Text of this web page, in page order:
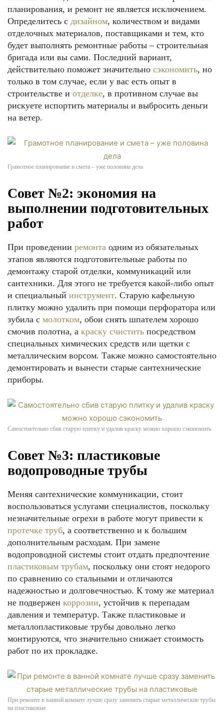
планирования, и ремонт не является исключением.
Определитесь с дизайном, количеством и видами
отделочных материалов, поставщиками и тем, кто
будет выполнять ремонтные работы – строительная
бригада или вы сами. Последний вариант,
действительно поможет значительно сэкономить, но
только в том случае, если у вас есть опыт в
строительстве и отделке, в противном случае вы
рискуете испортить материалы и выбросить деньги
на ветер.
Грамотное планирование и смета – уже половина дела
Совет №2: экономия на
выполнении подготовительных
работ
При проведении ремонта одним из обязательных
этапов являются подготовительные работы по
демонтажу старой отделки, коммуникаций или
сантехники. Для этого не требуется какой-либо опыт
и специальный инструмент. Старую кафельную
плитку можно удалить при помощи перфоратора или
зубила с молотком, обои снять шпателем хорошо
смочив полотна, а краску счистить посредством
специальных химических средств или щетки с
металлическим ворсом. Также можно самостоятельно
демонтировать и вынести старые сантехнические
приборы.
Самостоятельно сбив старую плитку и удалив краску можно хорошо сэкономить
Совет №3: пластиковые
водопроводные трубы
Меняя сантехнические коммуникации, стоит
воспользоваться услугами специалистов, поскольку
незначительные огрехи в работе могут привести к
протечке труб, а соответственно и к большим
дополнительным расходам. При замене
водопроводной системы стоит отдать предпочтение
пластиковым трубам, поскольку они стоят недорого
по сравнению со стальными и отличаются
надежностью и долговечностью. К тому же материал
не подвержен коррозии, устойчив к перепадам
давления и температур. Также пластиковые и
металлопластиковые трубы довольно легко
монтируются, что значительно снижает стоимость
работ по их прокладке.
При ремонте в ванной комнате лучше сразу заменить старые металлические трубы
на пластиковые